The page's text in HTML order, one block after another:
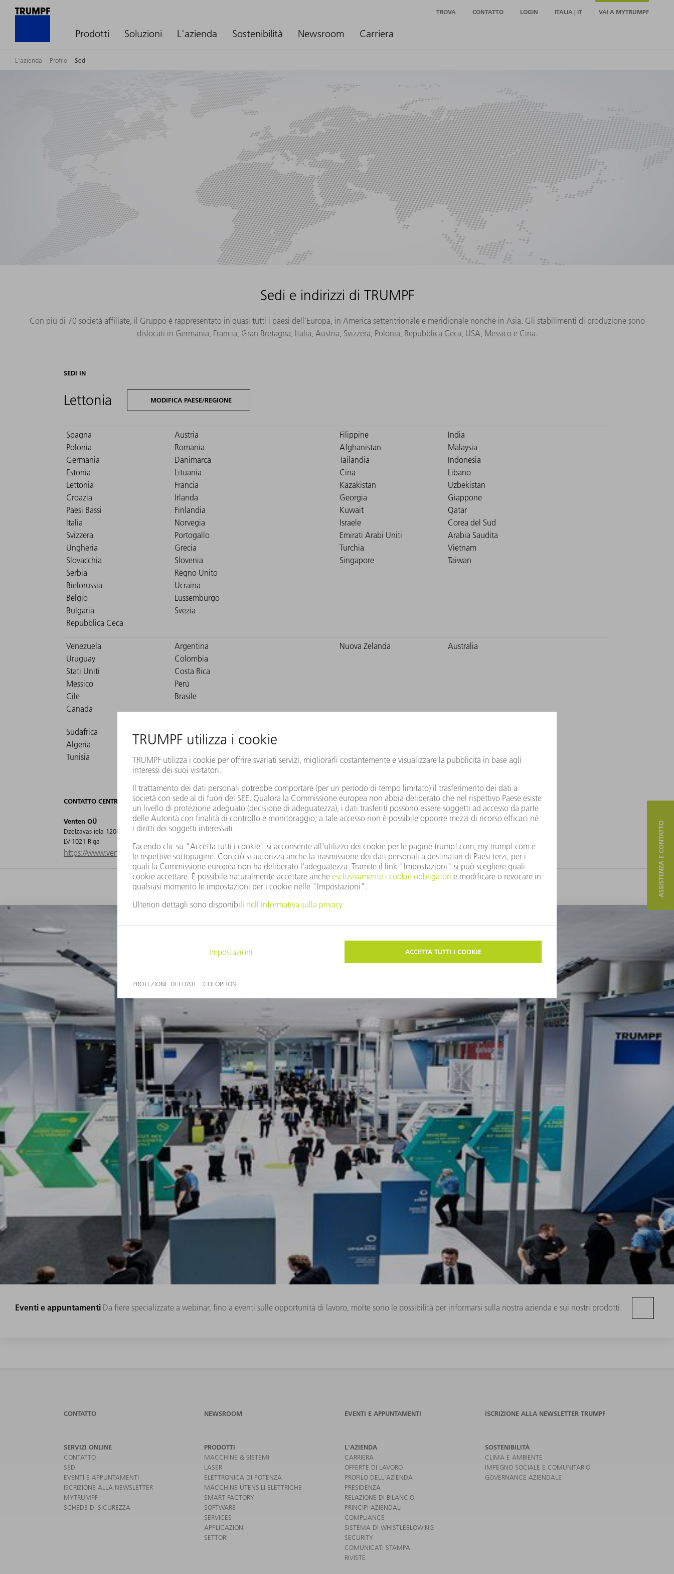
Prodotti Soluzioni L'azienda Sostenibilità Newsroom Carriera
TROVA CONTATTO LOGIN ITALIA | IT VAI A MYTRUMPF
L'azienda Profilo Sedi
Sedi e indirizzi di TRUMPF
Con più di 70 società affiliate, il Gruppo è rappresentato in quasi tutti i paesi dell'Europa, in America settentrionale e meridionale nonché in Asia. Gli stabilimenti di produzione sono
dislocati in Germania, Francia, Gran Bretagna, Italia, Austria, Svizzera, Polonia, Repubblica Ceca, USA, Messico e Cina.
SEDI IN
Lettonia MODIFICA PAESE/REGIONE
Spagna
Austria
Polonia
Romania
Germania
Danimarca
Estonia
Lituania
Lettonia
Francia
Croazia
Irlanda
Paesi Bassi
Finlandia
Italia
Norvegia
Svizzera
Portogallo
Ungheria
Grecia
Slovacchia
Slovenia
Serbia
Regno Unito
Bielorussia
Ucraina
Belgio
Lussemburgo
Bulgaria
Svezia
Repubblica Ceca
Filippine
India
Afghanistan
Malaysia
Tailandia
Indonesia
Cina
Libano
Kazakistan
Uzbekistan
Georgia
Giappone
Kuwait
Qatar
Israele
Corea del Sud
Emirati Arabi Uniti
Arabia Saudita
Turchia
Vietnam
Singapore
Taiwan
Venezuela
Argentina
Uruguay
Colombia
Stati Uniti
Costa Rica
Messico
Perù
Cile
Brasile
Canada
Nuova Zelanda Australia
Sudafrica
Marocco
Algeria
Kenya
Tunisia
Egitto
CONTATTO CENTRALE PER LETTONIA
Venten OÜ
Dzelzavas iela 120M
LV-1021 Riga
Telefono +371 29 645 447
andrejs.serkovs@venten.lv
https://www.venten.ee
Anche questi argomenti potrebbero interessarvi.
Eventi e appuntamenti Da fiere specializzate a webinar, fino a eventi sulle opportunità di lavoro, molte sono le possibilità per informarsi sulla nostra azienda e sui nostri prodotti.
ASSISTENZA E CONTATTO
CONTATTO NEWSROOM EVENTI E APPUNTAMENTI ISCRIZIONE ALLA NEWSLETTER TRUMPF
SERVIZI ONLINE
CONTATTO
SEDI
EVENTI E APPUNTAMENTI
ISCRIZIONE ALLA NEWSLETTER
MYTRUMPF
SCHEDE DI SICUREZZA
PRODOTTI
MACCHINE & SISTEMI
LASER
ELETTRONICA DI POTENZA
MACCHINE UTENSILI ELETTRICHE
SMART FACTORY
SOFTWARE
SERVICES
APPLICAZIONI
SETTORI
L'AZIENDA
CARRIERA
OFFERTE DI LAVORO
PROFILO DELL'AZIENDA
PRESIDENZA
RELAZIONE DI BILANCIO
PRINCIPI AZIENDALI
COMPLIANCE
SISTEMA DI WHISTLEBLOWING
SECURITY
COMUNICATI STAMPA
RIVISTE
SOSTENIBILITÀ
CLIMA E AMBIENTE
IMPEGNO SOCIALE E COMUNITARIO
GOVERNANCE AZIENDALE